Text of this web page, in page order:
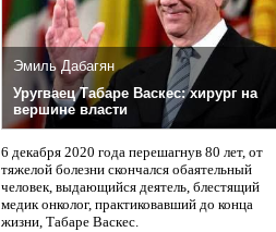
Эмиль Дабагян
Уругваец Табаре Васкес: хирург на
вершине власти
6 декабря 2020 года перешагнув 80 лет, от
тяжелой болезни скончался обаятельный
человек, выдающийся деятель, блестящий
медик онколог, практиковавший до конца
жизни, Табаре Васкес.